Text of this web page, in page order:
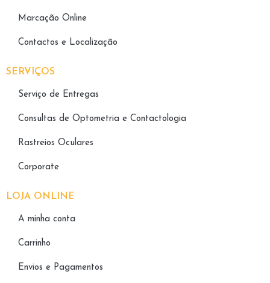
Marcação Online
Contactos e Localização
SERVIÇOS
Serviço de Entregas
Consultas de Optometria e Contactologia​
Rastreios Oculares
Corporate
LOJA ONLINE
A minha conta
Carrinho
Envios e Pagamentos